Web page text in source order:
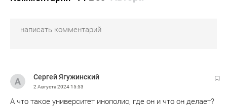
Сергей Ягужинский
2 Августа 202415:53
А что такое университет инополис, где он и что он делает?